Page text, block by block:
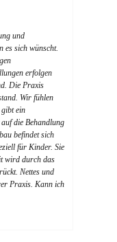
und
es sich wünscht.
erfolgen
Die Praxis
Wir fühlen
ein
die Behandlung
befindet sich
für Kinder. Sie
wird durch das
Nettes und
Praxis. Kann ich